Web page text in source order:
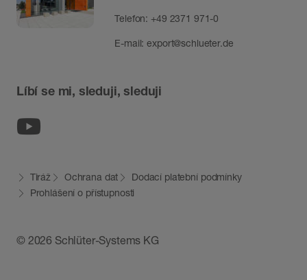
Telefon:+49 2371 971-0
E-mail:export@schlueter.de
Líbí se mi, sleduji, sleduji
© 2026 Schlüter-Systems KG
Tiráž Ochrana dat
Dodací platební podmínky
Prohlášení o přístupnosti